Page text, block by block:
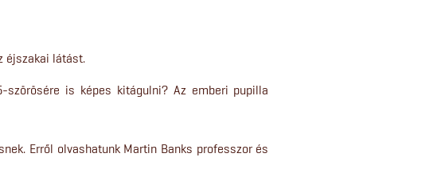
éjszakai látást.
is képes kitágulni? Az emberi pupilla
Erről olvashatunk Martin Banks professzor és